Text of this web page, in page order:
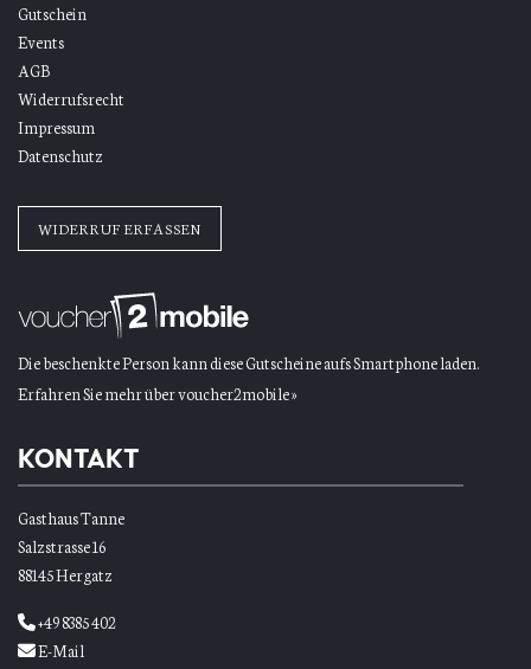
Gutschein
Events
AGB
Widerrufsrecht
Impressum
Datenschutz
WIDERRUF ERFASSEN
Die beschenkte Person kann diese Gutscheine aufs Smartphone laden.
Erfahren Sie mehr über voucher2mobile »
KONTAKT
Gasthaus Tanne
Salzstrasse 16
88145 Hergatz
+49 8385 402
E-Mail